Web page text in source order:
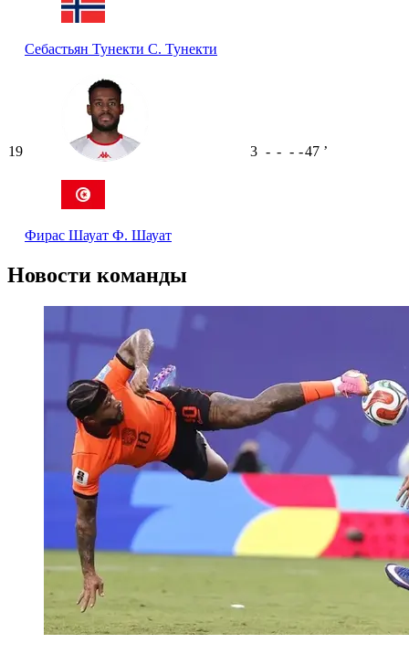
Себастьян Тунекти С. Тунекти
19
Фирас Шауат Ф. Шауат
3 - - - -47 ʼ
Новости команды